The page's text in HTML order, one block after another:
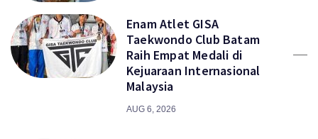
Enam Atlet GISA
Taekwondo Club Batam
Raih Empat Medali di
Kejuaraan Internasional
Malaysia
AUG 6, 2026